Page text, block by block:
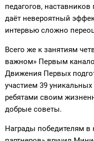
педагогов,
даёт невероятный
интервью сложно
Всего же к занятиям
важном» Первым
Движения Первых
участием 39
ребятами своим
добрые советы.
Награды победителям в